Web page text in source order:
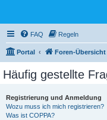
FAQ Regeln
Portal Foren-Übersicht
Häufig gestellte
Registrierung und Anmeldung
Wozu muss ich mich registrieren?
Was ist COPPA?